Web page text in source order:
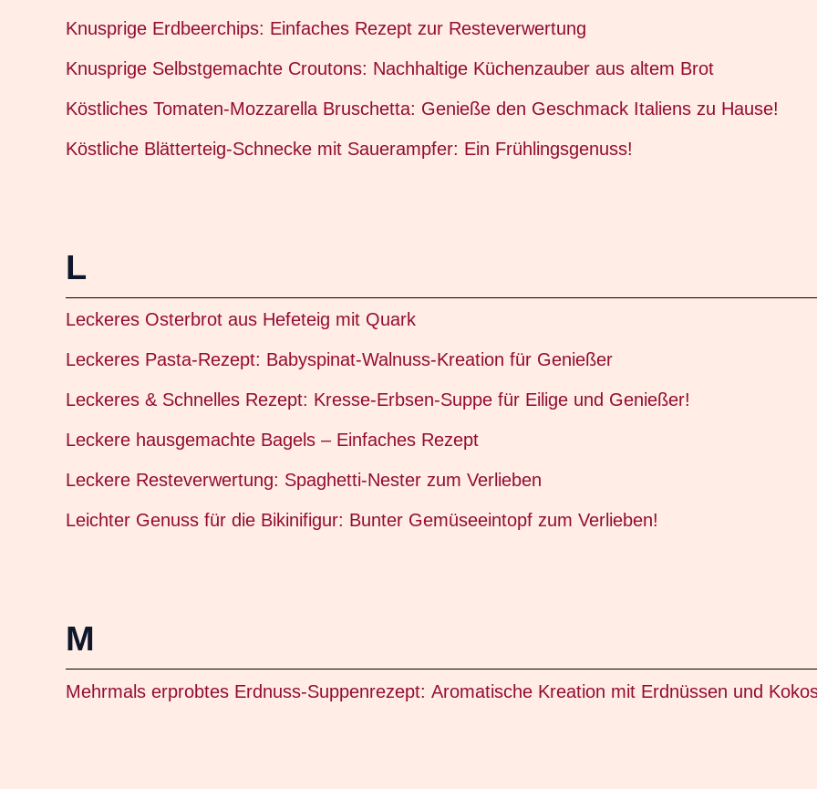
Knusprige Erdbeerchips: Einfaches Rezept zur Resteverwertung
Knusprige Selbstgemachte Croutons: Nachhaltige Küchenzauber aus altem Brot
Köstliches Tomaten-Mozzarella Bruschetta: Genieße den Geschmack Italiens zu Hause!
Köstliche Blätterteig-Schnecke mit Sauerampfer: Ein Frühlingsgenuss!
L
Leckeres Osterbrot aus Hefeteig mit Quark
Leckeres Pasta-Rezept: Babyspinat-Walnuss-Kreation für Genießer
Leckeres & Schnelles Rezept: Kresse-Erbsen-Suppe für Eilige und Genießer!
Leckere hausgemachte Bagels – Einfaches Rezept
Leckere Resteverwertung: Spaghetti-Nester zum Verlieben
Leichter Genuss für die Bikinifigur: Bunter Gemüseeintopf zum Verlieben!
M
Mehrmals erprobtes Erdnuss-Suppenrezept: Aromatische Kreation mit Erdnüssen und